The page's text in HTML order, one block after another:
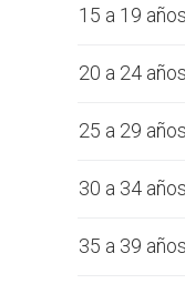
15 a 19 años
20 a 24 años
25 a 29 años
30 a 34 años
35 a 39 años